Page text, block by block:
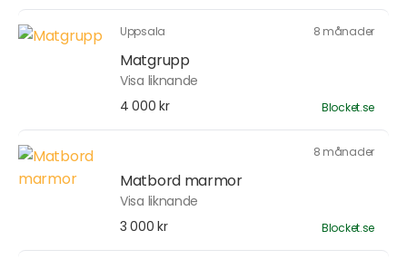
Uppsala 8 månader
Matgrupp
Visa liknande
4 000 kr
Blocket.se
8 månader
Matbord marmor
Visa liknande
3 000 kr
Blocket.se